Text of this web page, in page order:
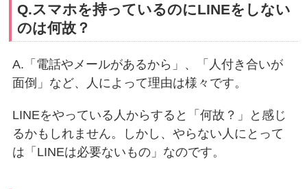
Q.スマホを持っているのにLINEをしない
のは何故？
A.「電話やメールがあるから」、「人付き合いが
面倒」など、人によって理由は様々です。
LINEをやっている人からすると「何故？」と感じ
るかもしれません。しかし、やらない人にとって
は「LINEは必要ないもの」なのです。